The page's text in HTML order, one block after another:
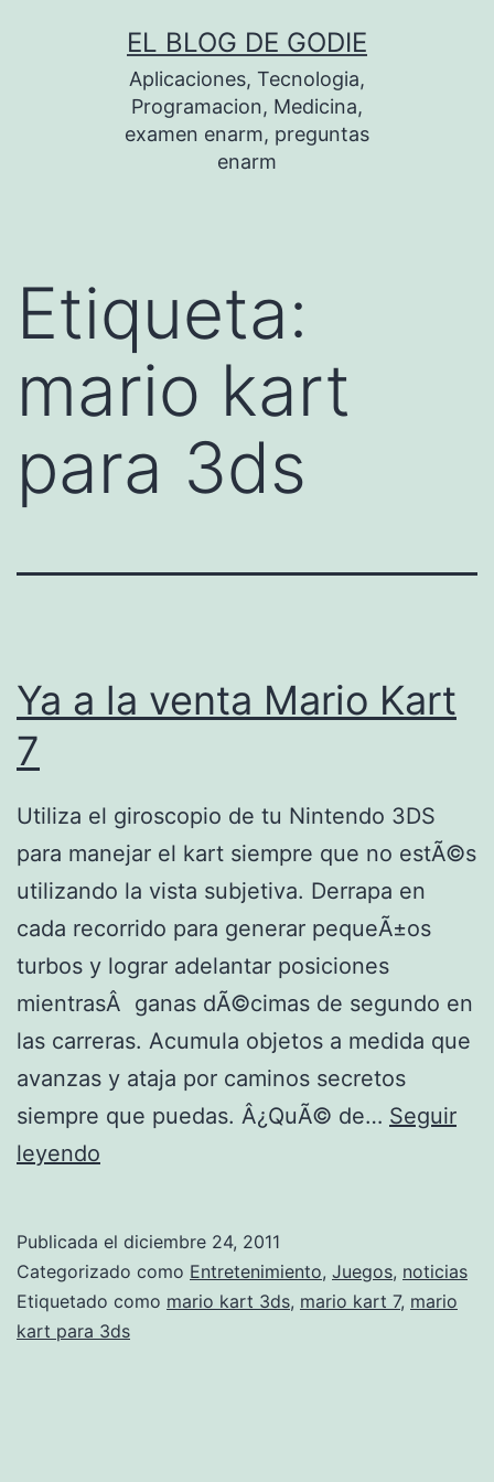
EL BLOG DE GODIE
Aplicaciones, Tecnologia,
Programacion, Medicina,
examen enarm, preguntas
enarm
Etiqueta:
mario kart
para 3ds
Ya a la venta Mario Kart
7
Utiliza el giroscopio de tu Nintendo 3DS
para manejar el kart siempre que no estÃ©s
utilizando la vista subjetiva. Derrapa en
cada recorrido para generar pequeÃ±os
turbos y lograr adelantar posiciones
mientrasÂ ganas dÃ©cimas de segundo en
las carreras. Acumula objetos a medida que
avanzas y ataja por caminos secretos
siempre que puedas. Â¿QuÃ© de… Seguir
leyendo
l
a
v
Publicada el diciembre 24, 2011
Categorizado como Entretenimiento, Juegos, noticias
Etiquetado como mario kart 3ds, mario kart 7, mario
kart para 3ds